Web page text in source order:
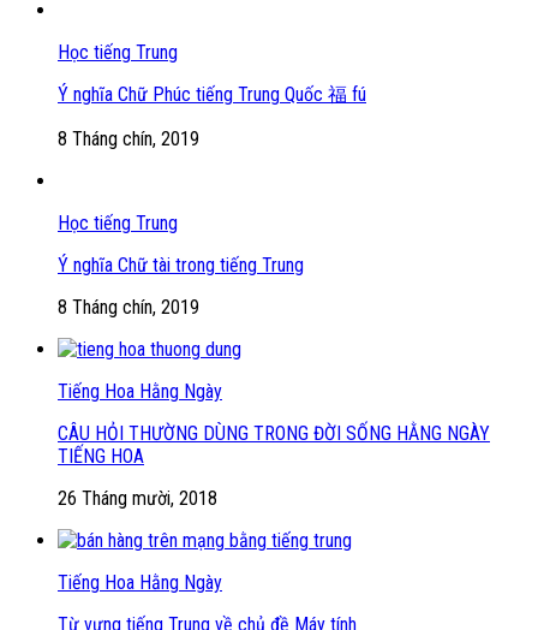
Học tiếng Trung
Ý nghĩa Chữ Phúc tiếng Trung Quốc 福 fú
8 Tháng chín, 2019
Học tiếng Trung
Ý nghĩa Chữ tài trong tiếng Trung
8 Tháng chín, 2019
Tiếng Hoa Hằng Ngày
CÂU HỎI THƯỜNG DÙNG TRONG ĐỜI SỐNG HẰNG NGÀY
TIẾNG HOA
26 Tháng mười, 2018
Tiếng Hoa Hằng Ngày
Từ vựng tiếng Trung về chủ đề Máy tính